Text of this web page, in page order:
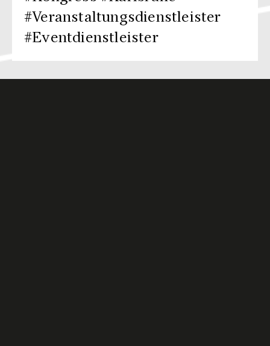
#Veranstaltungsdienstleister
#Eventdienstleister